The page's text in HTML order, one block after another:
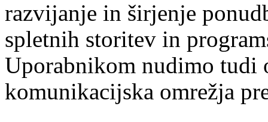
razvijanje in širjenje
spletnih storitev in
Uporabnikom nudimo tudi
komunikacijska omrežja